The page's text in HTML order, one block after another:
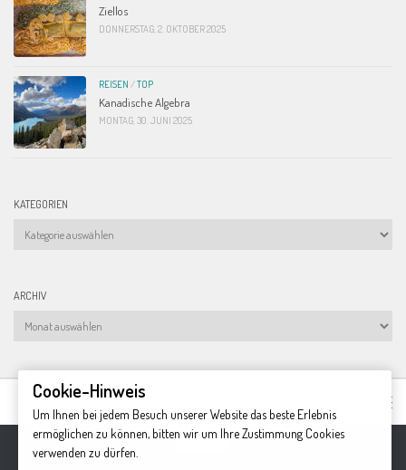
Ziellos
DONNERSTAG, 2. OKTOBER 2025
REISEN /TOP
Kanadische Algebra
MONTAG, 30. JUNI 2025
KATEGORIEN
Kategorien
ARCHIV
Archiv
Cookie-Hinweis
Um Ihnen bei jedem Besuch unserer Website das beste Erlebnis
ermöglichen zu können, bitten wir um Ihre Zustimmung Cookies
verwenden zu dürfen.